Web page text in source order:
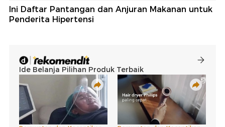
Ini Daftar Pantangan dan Anjuran Makanan untuk
Penderita Hipertensi